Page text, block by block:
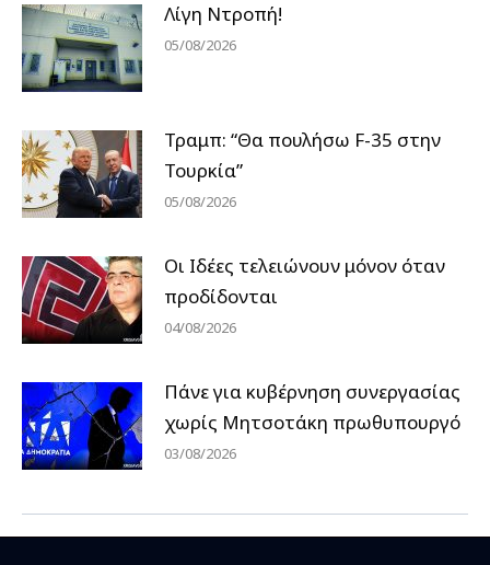
Λίγη Ντροπή!
05/08/2026
Τραμπ: “Θα πουλήσω F-35 στην
Τουρκία”
05/08/2026
Οι Ιδέες τελειώνουν μόνον όταν
προδίδονται
04/08/2026
Πάνε για κυβέρνηση συνεργασίας
χωρίς Μητσοτάκη πρωθυπουργό
03/08/2026